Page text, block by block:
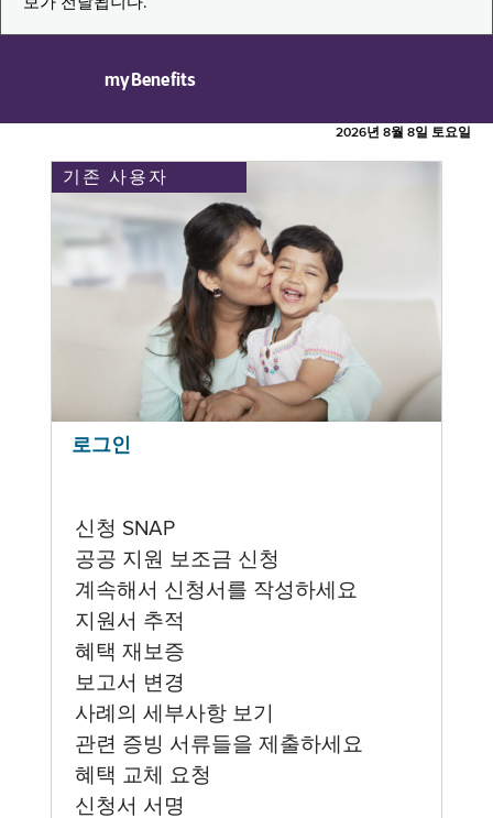
myBenefits
2026년 8월 8일 토요일
기존 사용자
로그인
신청 SNAP
공공 지원 보조금 신청
계속해서 신청서를 작성하세요
지원서 추적
혜택 재보증
보고서 변경
사례의 세부사항 보기
관련 증빙 서류들을 제출하세요
혜택 교체 요청
신청서 서명